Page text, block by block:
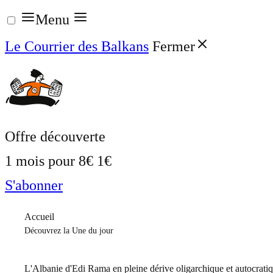
Aller
au
contenu
Menu
Le Courrier des Balkans Fermer
Offre découverte
1 mois pour 8€ 1€
S'abonner
Accueil
Découvrez la Une du jour
L'Albanie d'Edi Rama en pleine dérive oligarchique et